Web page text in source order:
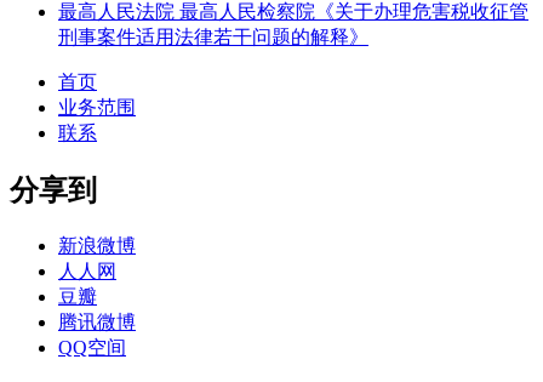
最高人民法院 最高人民检察院《关于办理危害税收征管
刑事案件适用法律若干问题的解释》
首页
业务范围
联系
分享到
新浪微博
人人网
豆瓣
腾讯微博
QQ空间